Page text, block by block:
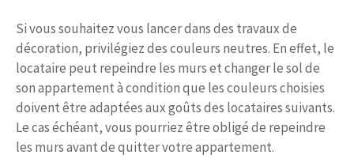
Si vous souhaitez vous lancer dans des travaux de
décoration, privilégiez des couleurs neutres. En effet, le
locataire peut repeindre les murs et changer le sol de
son appartement à condition que les couleurs choisies
doivent être adaptées aux goûts des locataires suivants.
Le cas échéant, vous pourriez être obligé de repeindre
les murs avant de quitter votre appartement.